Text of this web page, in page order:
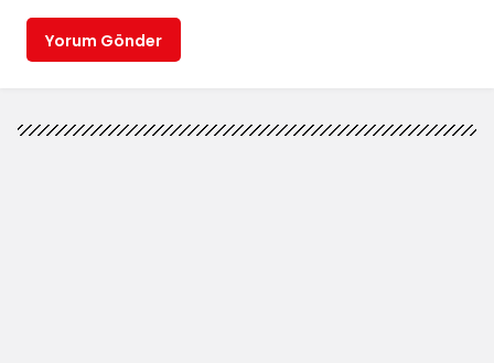
Yorum Gönder